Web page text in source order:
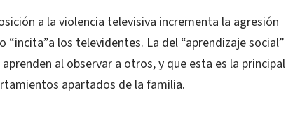
a la violencia televisiva incrementa la agresión
los televidentes. La del “aprendizaje social”
al observar a otros, y que esta es la principal
apartados de la familia.